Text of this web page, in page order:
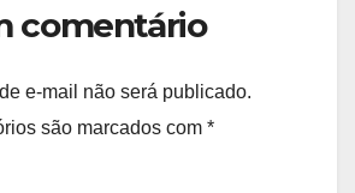
comentário
e-mail não será publicado.
são marcados com *